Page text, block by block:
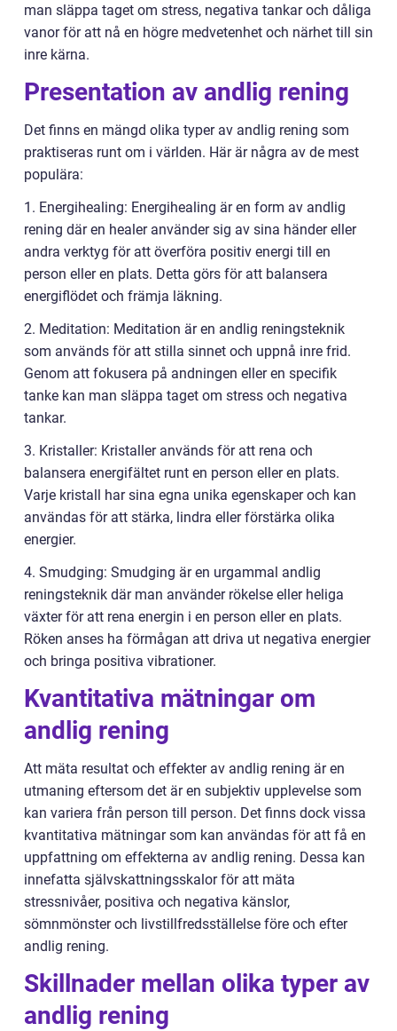
man släppa taget om stress, negativa tankar och dåliga
vanor för att nå en högre medvetenhet och närhet till sin
inre kärna.
Presentation av andlig rening
Det finns en mängd olika typer av andlig rening som
praktiseras runt om i världen. Här är några av de mest
populära:
1. Energihealing: Energihealing är en form av andlig
rening där en healer använder sig av sina händer eller
andra verktyg för att överföra positiv energi till en
person eller en plats. Detta görs för att balansera
energiflödet och främja läkning.
2. Meditation: Meditation är en andlig reningsteknik
som används för att stilla sinnet och uppnå inre frid.
Genom att fokusera på andningen eller en specifik
tanke kan man släppa taget om stress och negativa
tankar.
3. Kristaller: Kristaller används för att rena och
balansera energifältet runt en person eller en plats.
Varje kristall har sina egna unika egenskaper och kan
användas för att stärka, lindra eller förstärka olika
energier.
4. Smudging: Smudging är en urgammal andlig
reningsteknik där man använder rökelse eller heliga
växter för att rena energin i en person eller en plats.
Röken anses ha förmågan att driva ut negativa energier
och bringa positiva vibrationer.
Kvantitativa mätningar om
andlig rening
Att mäta resultat och effekter av andlig rening är en
utmaning eftersom det är en subjektiv upplevelse som
kan variera från person till person. Det finns dock vissa
kvantitativa mätningar som kan användas för att få en
uppfattning om effekterna av andlig rening. Dessa kan
innefatta självskattningsskalor för att mäta
stressnivåer, positiva och negativa känslor,
sömnmönster och livstillfredsställelse före och efter
andlig rening.
Skillnader mellan olika typer av
andlig rening